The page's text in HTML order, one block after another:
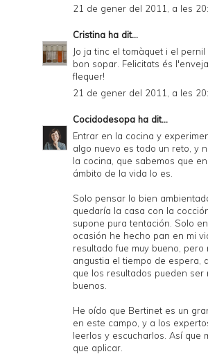
21 de gener del 2011, a les
Cristina ha dit...
Jo ja tinc el tomàquet i el
bon sopar. Felicitats és
flequer!
21 de gener del 2011, a les
Cocidodesopa ha dit...
Entrar en la cocina y
algo nuevo es todo un reto, y
la cocina, que sabemos que
ámbito de la vida lo es.
Solo pensar lo bien
quedaría la casa con la
supone pura tentación. Solo
ocasión he hecho pan en mi
resultado fue muy bueno, pero
angustia el tiempo de espera,
que los resultados pueden ser
buenos.
He oído que Bertinet es un
en este campo, y a los
leerlos y escucharlos. Así que
que aplicar.